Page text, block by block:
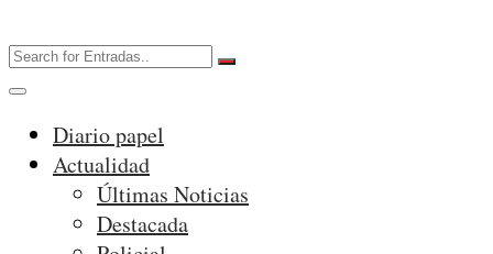
Diario papel
Actualidad
Últimas Noticias
Destacada